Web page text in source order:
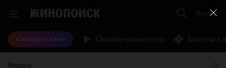
Войти
Смотреть кино